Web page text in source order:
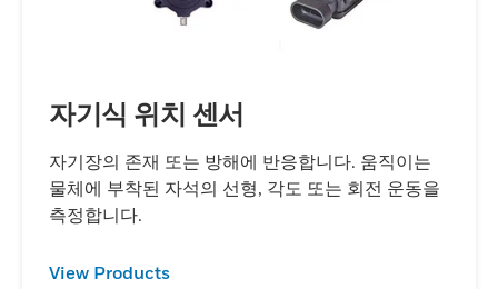
치 센서입니다. 이 제품은 본질적으로 방사선
사용으로 개발된 기술을 사용하여 선형, 회전
위치 또는 변위를 측정한 후 산업 부문에 적용
합니다. 당사의 독점 전도성 플라스틱은 광범위
한 온도 범위와 무한한 분해능을 제공하며 정밀
한 위치 측정 기능을 제공합니다. SMART 위치
모션 제어를 가능하게 하여 작동 효율성과 안전
자기식 위치 센서
자기장의 존재 또는 방해에 반응합니다. 움직이는
물체에 부착된 자석의 선형, 각도 또는 회전 운동을
측정합니다.
View Products